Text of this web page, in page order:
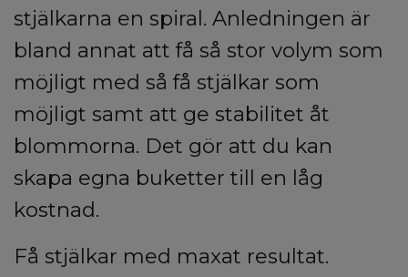
stjälkarna en spiral. Anledningen är
bland annat att få så stor volym som
möjligt med så få stjälkar som
möjligt samt att ge stabilitet åt
blommorna. Det gör att du kan
skapa egna buketter till en låg
kostnad.
Få stjälkar med maxat resultat.